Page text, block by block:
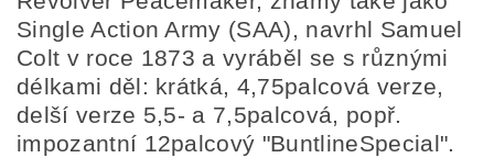
Single Action Army (SAA), navrhl Samuel
Colt v roce 1873 a vyráběl se s různými
délkami děl: krátká, 4,75palcová verze,
delší verze 5,5- a 7,5palcová, popř.
impozantní 12palcový "BuntlineSpecial".